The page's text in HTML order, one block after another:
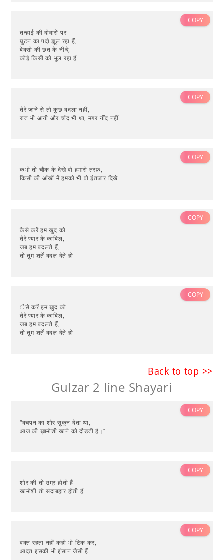
तन्हाई की दीवारों पर
घुटन का पर्दा झूल रहा हैं,
बेबसी की छत के नीचे,
कोई किसी को भूल रहा हैं
COPY
तेरे जाने से तो कुछ बदला नहीं,
रात भी आयी और चाँद भी था, मगर नींद नहीं
COPY
कभी तो चौक के देखे वो हमारी तरफ़,
किसी की आँखों में हमको भी वो इंतजार दिखे
COPY
कैसे करें हम ख़ुद को
तेरे प्यार के काबिल,
जब हम बदलते हैं,
तो तुम शर्ते बदल देते हो
COPY
ैसे करें हम ख़ुद को
तेरे प्यार के काबिल,
जब हम बदलते हैं,
तो तुम शर्ते बदल देते हो
COPY
Back to top >>
Gulzar 2 line Shayari
“बचपन का शोर सुकून देता था,
आज की ख़ामोशी खाने को दौड़ती है।”
COPY
शोर की तो उम्र होती हैं
ख़ामोशी तो सदाबहार होती हैं
COPY
वक्त रहता नहीं कही भी टिक कर,
आदत इसकी भी इंसान जैसी हैं
COPY